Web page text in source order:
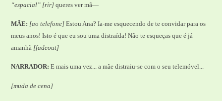
“espacial” [rir] queres ver mã—
MÃE: [ao telefone] Estou Ana? Ia-me esquecendo de te convidar para os
meus anos! Isto é que eu sou uma distraída! Não te esqueças que é já
amanhã [fadeout]
NARRADOR: E mais uma vez... a mãe distraiu-se com o seu telemóvel...
[muda de cena]